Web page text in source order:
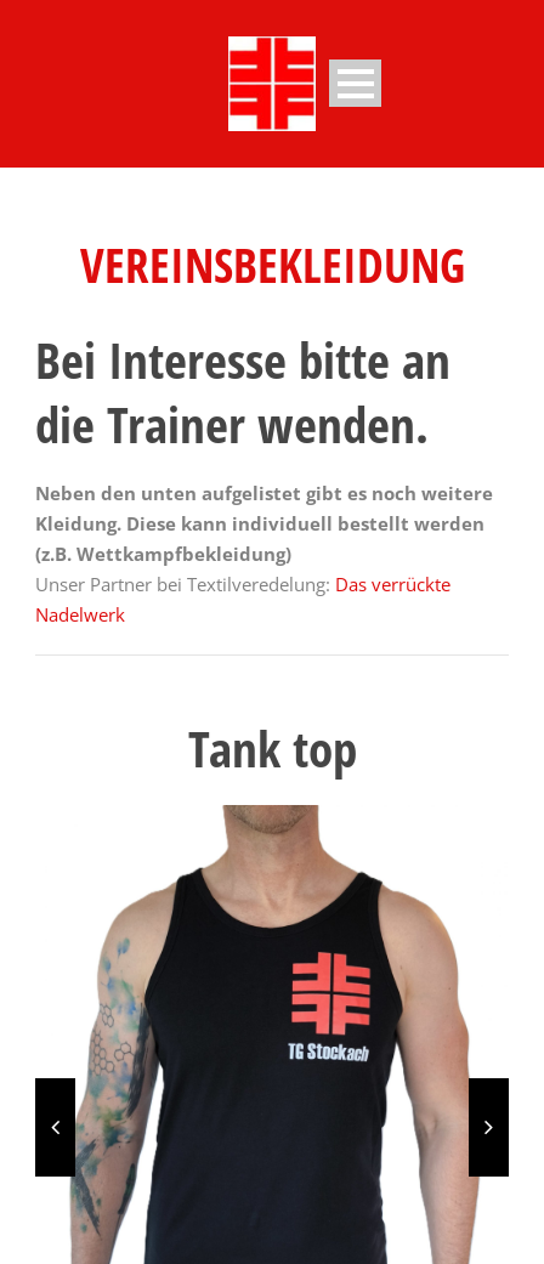
VEREINSBEKLEIDUNG
Bei Interesse bitte an
die Trainer wenden.
Neben den unten aufgelistet gibt es noch weitere
Kleidung. Diese kann individuell bestellt werden
(z.B. Wettkampfbekleidung)
Unser Partner bei Textilveredelung: Das verrückte
Nadelwerk
Tank top